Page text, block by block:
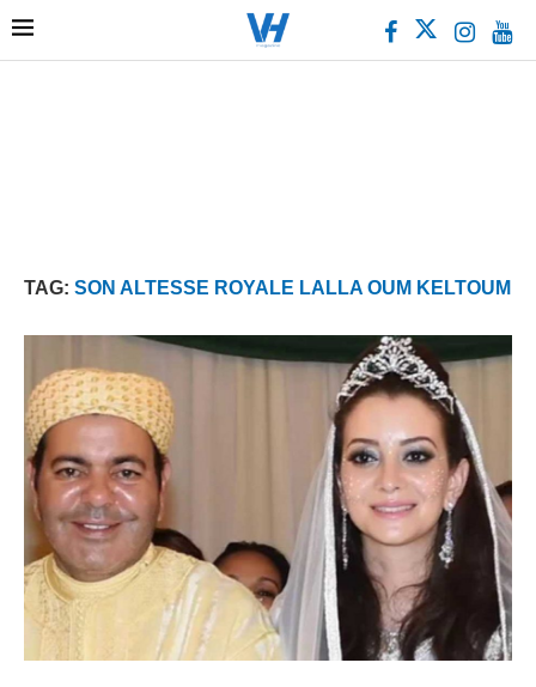
TAG: SON ALTESSE ROYALE LALLA OUM KELTOUM